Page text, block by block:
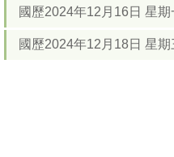
國歷2024年12月16日 星
國歷2024年12月18日 星